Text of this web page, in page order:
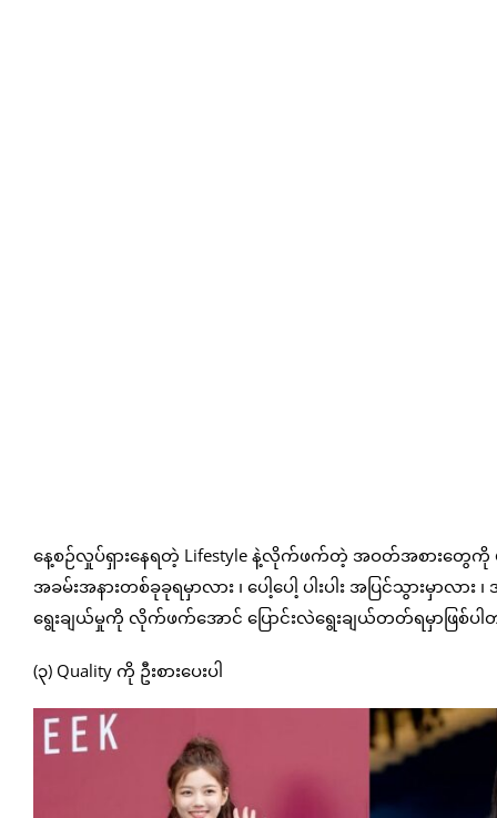
နေ့စဉ်လှုပ်ရှားနေရတဲ့ Lifestyle နဲ့လိုက်ဖက်တဲ့ အဝတ်အစားတွေကို ပ
အခမ်းအနားတစ်ခုခုရမှာလား ၊ ပေါ့ပေါ့ ပါးပါး အပြင်သွားမှာ
ရွေးချယ်မှုကို လိုက်ဖက်အောင် ပြောင်းလဲရွေးချယ်တတ်ရမှာဖြစ်ပ
(၃) Quality ကို ဦးစားပေးပါ